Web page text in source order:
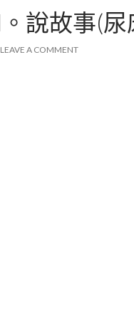
說故事(尿
LEAVE A COMMENT